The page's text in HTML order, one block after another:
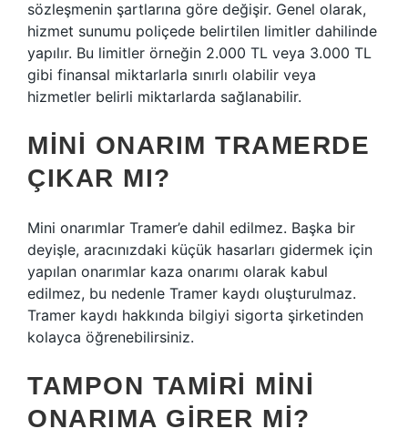
sözleşmenin şartlarına göre değişir. Genel olarak,
hizmet sunumu poliçede belirtilen limitler dahilinde
yapılır. Bu limitler örneğin 2.000 TL veya 3.000 TL
gibi finansal miktarlarla sınırlı olabilir veya
hizmetler belirli miktarlarda sağlanabilir.
MINI ONARIM TRAMERDE
ÇIKAR MI?
Mini onarımlar Tramer’e dahil edilmez. Başka bir
deyişle, aracınızdaki küçük hasarları gidermek için
yapılan onarımlar kaza onarımı olarak kabul
edilmez, bu nedenle Tramer kaydı oluşturulmaz.
Tramer kaydı hakkında bilgiyi sigorta şirketinden
kolayca öğrenebilirsiniz.
TAMPON TAMIRI MINI
ONARIMA GIRER MI?